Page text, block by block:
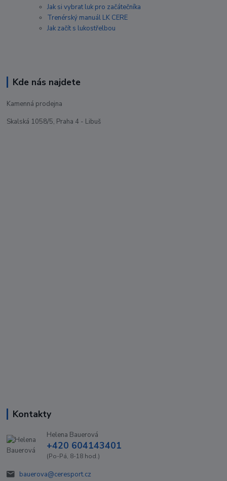
Jak si vybrat luk pro začátečníka
Trenérský manuál LK CERE
Jak začít s lukostřelbou
Kde nás najdete
Kamenná prodejna
Skalská 1058/5, Praha 4 - Libuš
Kontakty
Helena Bauerová
+420 604143401
(Po-Pá, 8-18 hod.)
bauerova@ceresport.cz